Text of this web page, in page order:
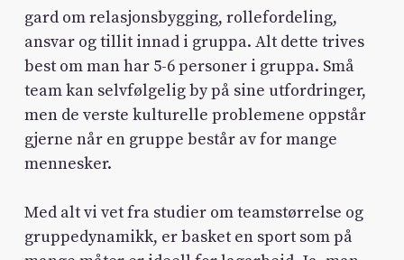
gard om relasjonsbygging, rollefordeling,
ansvar og tillit innad i gruppa. Alt dette trives
best om man har 5-6 personer i gruppa. Små
team kan selvfølgelig by på sine utfordringer,
men de verste kulturelle problemene oppstår
gjerne når en gruppe består av for mange
mennesker.
Med alt vi vet fra studier om teamstørrelse og
gruppedynamikk, er basket en sport som på